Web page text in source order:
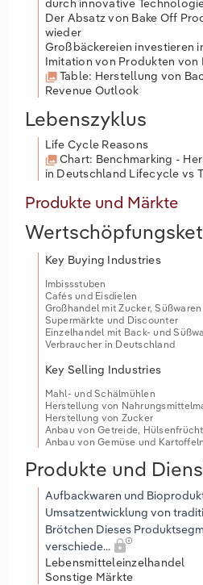
durch innovative
Der Absatz von Bake Off
wieder
Großbäckereien investieren
Imitation von Produkten von
Table: Herstellung von
Revenue Outlook
Lebenszyklus
Life Cycle Reasons
Chart: Benchmarking -
in Deutschland Lifecycle vs
Produkte und Märkte
Key Buying Industries
Imbissstuben
Cafés und Eisdielen
Großhandel mit Zucker,
Supermärkte und Discounter
Einzelhandel mit Back- und
Verbraucher in Deutschland
Key Selling Industries
Mahl- und Schälmühlen
Herstellung von
Herstellung von Zucker
Anbau von Getreide,
Anbau von Gemüse und Kartoffeln
Produkte und
Aufbackwaren und
Umsatzentwicklung von
Brötchen Dieses
verschiede...
Lebensmitteleinzelhandel
Sonstige Märkte